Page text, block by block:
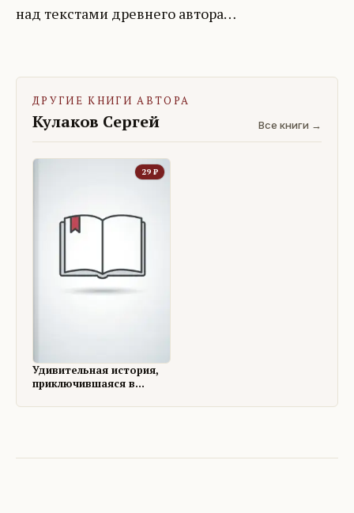
над текстами древнего автора…
ДРУГИЕ КНИГИ АВТОРА
Кулаков Сергей Все книги →
29 ₽
Удивительная история,
приключившаяся в